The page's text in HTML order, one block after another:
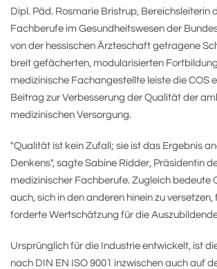
Dipl. Päd. Rosmarie Bristrup, Bereichsleiterin
Fachberufe im Gesundheitswesen der
von der hessischen Ärzteschaft getragene
breit gefächerten, modularisierten
medizinische Fachangestellte leiste die COS
Beitrag zur Verbesserung der Qualität der
medizinischen Versorgung.
"Qualität ist kein Zufall; sie ist das Ergebnis
Denkens", sagte Sabine Ridder, Präsidentin
medizinischer Fachberufe. Zugleich bedeute
auch, sich in den anderen hinein zu versetzen,
forderte Wertschätzung für die
Ursprünglich für die Industrie entwickelt, ist
nach DIN EN ISO 9001 inzwischen auch auf